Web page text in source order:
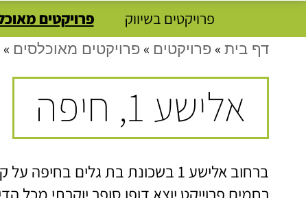
פרויקטים בשיווק פרויקטים
דף בית » פרויקטים » פרויקטים מאוכלסים »
אלישע 1, חיפה
ברחוב אלישע 1 בשכונת בת גלים